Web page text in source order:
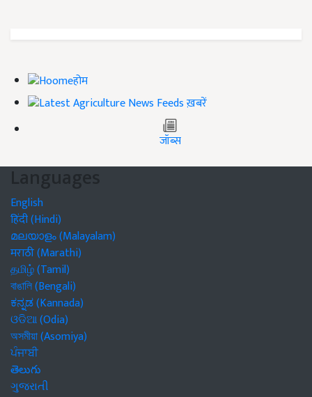
होम
ख़बरें
जॉब्स
Languages
English
हिंदी (Hindi)
മലയാളം (Malayalam)
मराठी (Marathi)
தமிழ் (Tamil)
বাঙালি (Bengali)
ಕನ್ನಡ (Kannada)
ଓଡିଆ (Odia)
অসমীয়া (Asomiya)
ਪੰਜਾਬੀ
తెలుగు
ગુજરાતી